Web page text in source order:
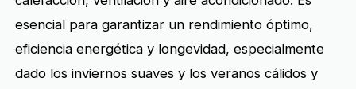
esencial para garantizar un rendimiento óptimo,
eficiencia energética y longevidad, especialmente
dado los inviernos suaves y los veranos cálidos y